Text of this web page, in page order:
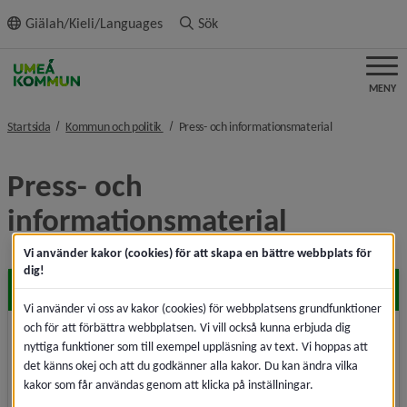
innehållet
Giälah/Kieli/Languages Sök
MENY
Startsida Kommun och politik nivå i brödsmulenavigeringen
Press- och informationsmaterialnivå i
Press- och
informationsmaterial
Pressmeddelanden
Ta del av kommunens alla pressmeddelanden,
mediearkiv i samband med pressmeddelanden och
mediekontakter.
Vi använder kakor (cookies) för att skapa en bättre webbplats för
dig!
Vi använder vi oss av kakor (cookies) för webbplatsens grundfunktioner
och för att förbättra webbplatsen. Vi vill också kunna erbjuda dig
nyttiga funktioner som till exempel uppläsning av text. Vi hoppas att
det känns okej och att du godkänner alla kakor. Du kan ändra vilka
kakor som får användas genom att klicka på inställningar.